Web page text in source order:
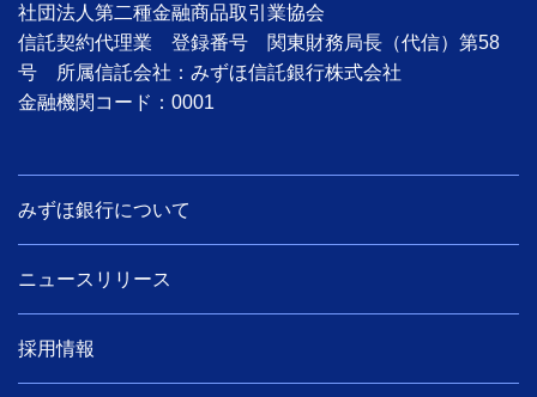
社団法人第二種金融商品取引業協会
信託契約代理業 登録番号 関東財務局長（代信）第58
号 所属信託会社：みずほ信託銀行株式会社
金融機関コード：0001
みずほ銀行について
ニュースリリース
採用情報